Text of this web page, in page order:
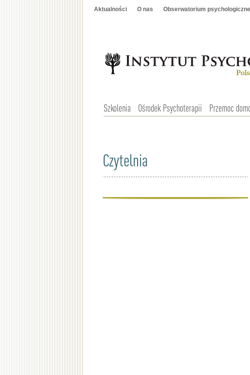
Aktualności O nas Obserwatorium psychologiczne
Szkolenia Ośrodek Psychoterapii Przemoc
Czytelnia